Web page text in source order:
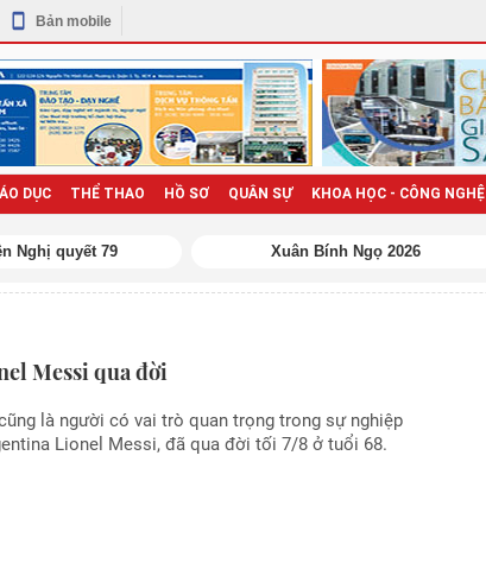
Bản mobile
DỤC THỂ THAO HỒ SƠ QUÂN SỰ KHOA HỌC - CÔNG NGHỆ
Nghị quyết 79 Xuân Bính Ngọ 2026
Messi qua đời
là người có vai trò quan trọng trong sự nghiệp
Lionel Messi, đã qua đời tối 7/8 ở tuổi 68.